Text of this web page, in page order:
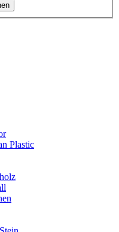
Plastic